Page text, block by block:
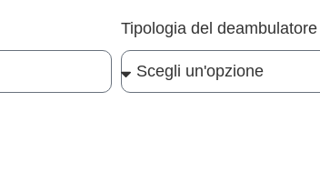
Tipologia del deambulatore